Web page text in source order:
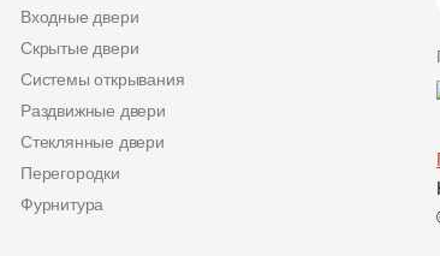
Входные двери
Скрытые двери
Системы открывания
Раздвижные двери
Стеклянные двери
Перегородки
Фурнитура